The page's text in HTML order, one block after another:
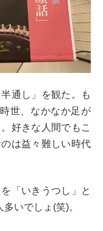
通し」を観た。も
世、なかなか足が
好きな人間でもこ
は益々難しい時代
「いきうつし」と
いでしょ(笑)。